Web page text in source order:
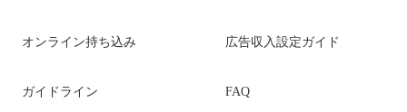
オンライン持ち込み 広告収入設定ガイド
ガイドライン FAQ